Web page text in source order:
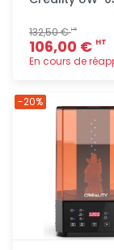
132,50 €HT
106,00 € HT
En cours de
-20%